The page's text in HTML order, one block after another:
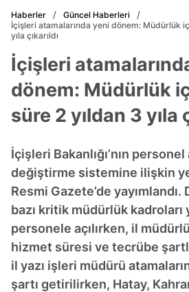
Haberler
Güncel Haberleri
İçişleri atamalarında yeni dönem: Müdürlük
yıla çıkarıldı
İçişleri
dönem: Müdürlük
süre 2 yıldan 3 yıla
İçişleri Bakanlığı’nın
değiştirme sistemine ilişkin
Resmi Gazete’de
bazı kritik müdürlük kadroları
personele açılırken, il
hizmet süresi ve tecrübe
il yazı işleri müdürü
şartı getirilirken, Hatay,